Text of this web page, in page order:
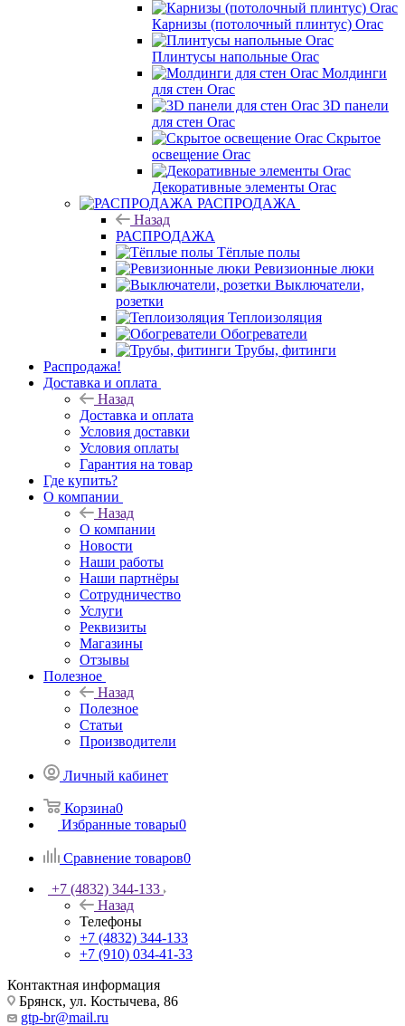
Карнизы (потолочный плинтус) Orac
Плинтусы напольные Orac
Молдинги
для стен Orac
3D панели
для стен Orac
Скрытое
освещение Orac
Декоративные элементы Orac
РАСПРОДАЖА
Назад
РАСПРОДАЖА
Тёплые полы
Ревизионные люки
Выключатели,
розетки
Теплоизоляция
Обогреватели
Трубы, фитинги
Распродажа!
Доставка и оплата
Назад
Доставка и оплата
Условия доставки
Условия оплаты
Гарантия на товар
Где купить?
О компании
Назад
О компании
Новости
Наши работы
Наши партнёры
Сотрудничество
Услуги
Реквизиты
Магазины
Отзывы
Полезное
Назад
Полезное
Статьи
Производители
Личный кабинет
Корзина0
Избранные товары0
Сравнение товаров0
+7 (4832) 344-133
Назад
Телефоны
+7 (4832) 344-133
+7 (910) 034-41-33
Контактная информация
Брянск, ул. Костычева, 86
gtp-br@mail.ru